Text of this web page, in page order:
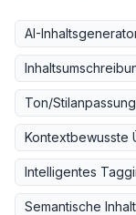
AI-
Ton/Stilanpassung
Kontextbewusste
Intelligentes
Semantische